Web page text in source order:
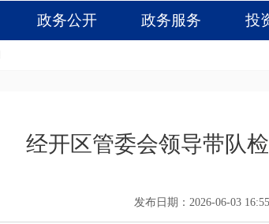
政务公开 政务服务 投
经开区管委会领导带队
发布日期：2026-06-03 16:55